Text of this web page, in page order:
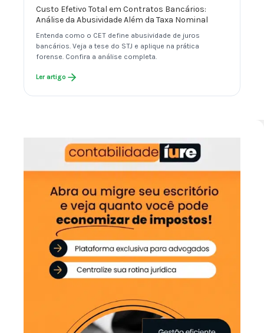
Custo Efetivo Total em Contratos Bancários:
Análise da Abusividade Além da Taxa Nominal
Entenda como o CET define abusividade de juros
bancários. Veja a tese do STJ e aplique na prática
forense. Confira a análise completa.
Ler artigo